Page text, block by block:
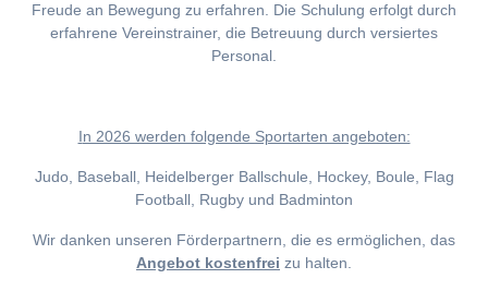
Freude an Bewegung zu erfahren. Die Schulung erfolgt durch
erfahrene Vereinstrainer, die Betreuung durch versiertes
Personal.
In 2026 werden folgende Sportarten angeboten:
Judo, Baseball, Heidelberger Ballschule, Hockey, Boule, Flag
Football, Rugby und Badminton
Wir danken unseren Förderpartnern, die es ermöglichen, das
Angebot kostenfrei zu halten.